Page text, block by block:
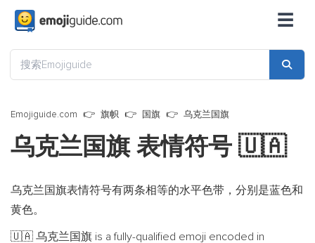
☰
Emojiguide.com 旗帜 国旗 乌克兰国旗
乌克兰国旗 表情符号 🇺🇦
乌克兰国旗表情符号有两条相等的水平色带，分别是蓝色和
黄色。
🇺🇦 乌克兰国旗 is a fully-qualified emoji encoded in